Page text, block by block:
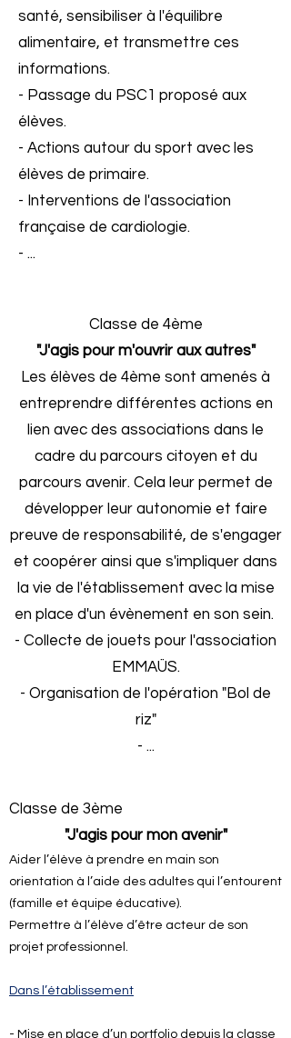
santé, sensibiliser à l'équilibre
alimentaire, et transmettre ces
informations.
- Passage du PSC1 proposé aux
élèves.
- Actions autour du sport avec les
élèves de primaire.
- Interventions de l'association
française de cardiologie.
- ...
Classe de 4ème
"J'agis pour m'ouvrir aux autres"
Les élèves de 4ème sont amenés à
entreprendre différentes actions en
lien avec des associations dans le
cadre du parcours citoyen et du
parcours avenir. Cela leur permet de
développer leur autonomie et faire
preuve de responsabilité, de s'engager
et coopérer ainsi que s'impliquer dans
la vie de l'établissement avec la mise
en place d'un évènement en son sein.
- Collecte de jouets pour l'association
EMMAÜS.
- Organisation de l'opération "Bol de
riz"
- ...
Classe de 3ème
"J'agis pour mon avenir"
Aider l’élève à prendre en main son
orientation à l’aide des adultes qui l’entourent
(famille et équipe éducative).
Permettre à l’élève d’être acteur de son
projet professionnel.
Dans l’établissement
- Mise en place d’un portfolio depuis la classe